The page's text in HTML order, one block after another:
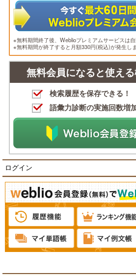
※無料期間終了後、Weblioプレミアムサービスは自
※無料期間が終了すると月額330円(税込)が発生しま
無料会員になると使える
検索履歴を保存できる！
語彙力診断の実施回数増
ログイン